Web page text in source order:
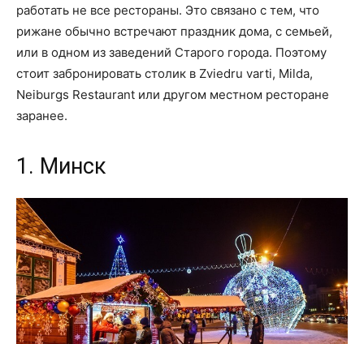
работать не все рестораны. Это связано с тем, что
рижане обычно встречают праздник дома, с семьей,
или в одном из заведений Старого города. Поэтому
стоит забронировать столик в Zviedru varti, Milda,
Neiburgs Restaurant или другом местном ресторане
заранее.
1. Минск